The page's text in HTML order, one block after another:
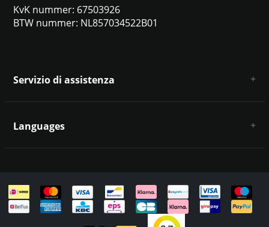
KvK nummer: 67503926
BTW nummer: NL857034522B01
Servizio di assistenza
Esclusione di responsabilità e privacy
Mappa del sito
Languages
English